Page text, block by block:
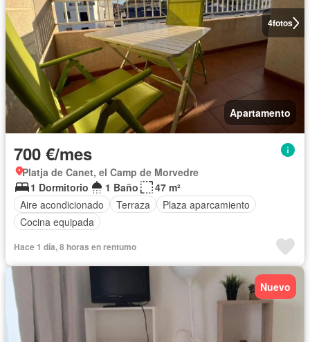
4fotos
Apartamento
700 €/mes
Platja de Canet, el Camp de Morvedre
1 Dormitorio
1 Baño
47 m²
Aire acondicionado
Terraza
Plaza aparcamiento
Cocina equipada
Hace 1 día, 8 horas en rentumo
Nuevo